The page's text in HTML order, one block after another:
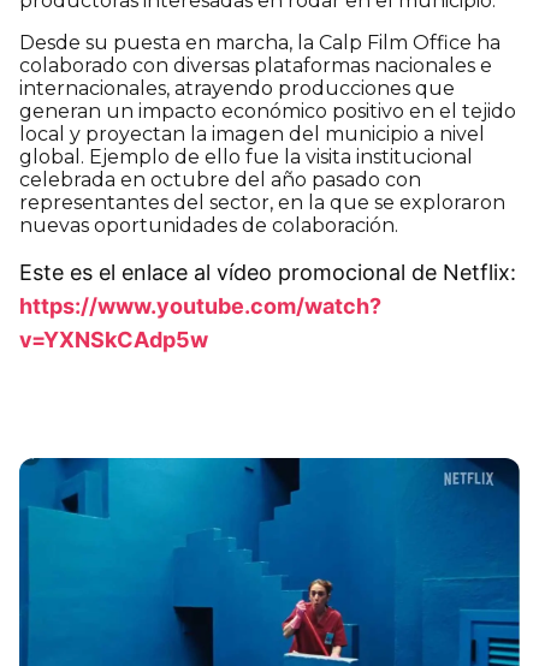
Desde su puesta en marcha, la Calp Film Office ha
colaborado con diversas plataformas nacionales e
internacionales, atrayendo producciones que
generan un impacto económico positivo en el tejido
local y proyectan la imagen del municipio a nivel
global. Ejemplo de ello fue la visita institucional
celebrada en octubre del año pasado con
representantes del sector, en la que se exploraron
nuevas oportunidades de colaboración.
Este es el enlace al vídeo promocional de Netflix:
https://www.youtube.com/watch?
v=YXNSkCAdp5w